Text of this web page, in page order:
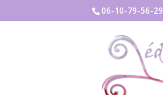
06-10-79-56-29